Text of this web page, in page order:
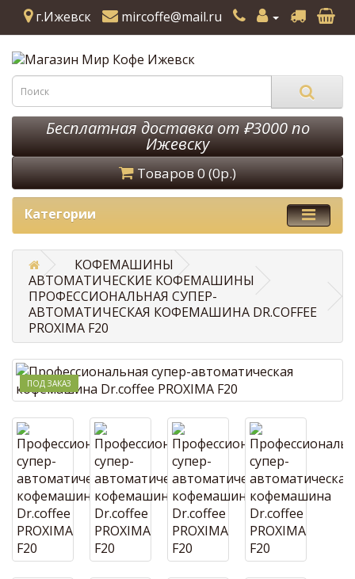
г.Ижевск mircoffe@mail.ru
Бесплатная доставка от ₽3000 по
Ижевску
Товаров 0 (0р.)
Категории
КОФЕМАШИНЫ
АВТОМАТИЧЕСКИЕ КОФЕМАШИНЫ
ПРОФЕССИОНАЛЬНАЯ СУПЕР-
АВТОМАТИЧЕСКАЯ КОФЕМАШИНА DR.COFFEE
PROXIMA F20
ПОД ЗАКАЗ